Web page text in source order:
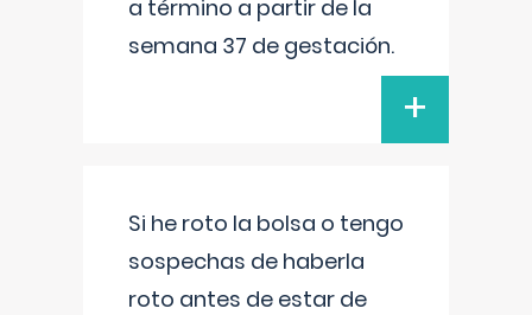
a término a partir de la
semana 37 de gestación.
+
Si he roto la bolsa o tengo
sospechas de haberla
roto antes de estar de